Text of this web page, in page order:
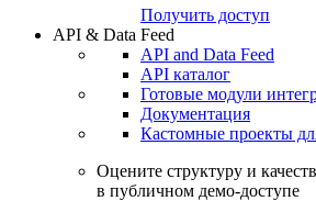
Получить доступ
API & Data Feed
API and Data Feed
API каталог
Готовые модули
Документация
Кастомные проекты
Оцените структуру и
в публичном демо-доступе